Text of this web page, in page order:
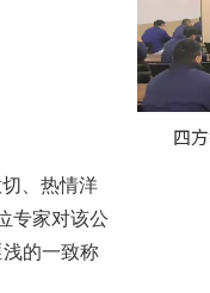
、热情洋
专家对该公
的一致称
四